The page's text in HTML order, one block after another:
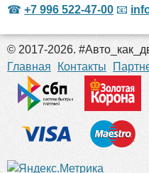
☎ +7 996 522-47-00 📧
© 2017-2026.
Главная
Контакты